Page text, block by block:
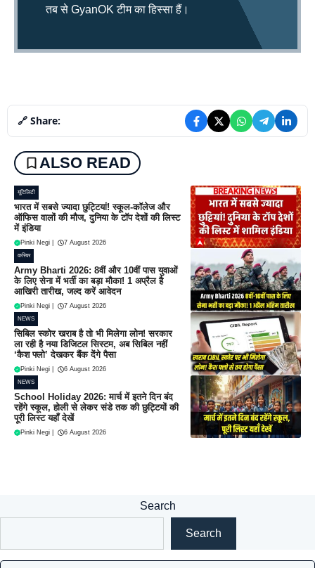
तब से GyanOK टीम का हिस्सा हैं।
🔗 Share:
ALSO READ
यूटिलिटी
भारत में सबसे ज्यादा छुट्टियां! स्कूल-कॉलेज और
ऑफिस वालों की मौज, दुनिया के टॉप देशों की लिस्ट
में इंडिया
Pinki Negi 7 August 2026
करियर
Army Bharti 2026: 8वीं और 10वीं पास युवाओं
के लिए सेना में भर्ती का बड़ा मौका! 1 अप्रैल है
आखिरी तारीख, जल्द करें आवेदन
Pinki Negi 7 August 2026
NEWS
सिबिल स्कोर खराब है तो भी मिलेगा लोन! सरकार
ला रही है नया डिजिटल सिस्टम, अब सिबिल नहीं
‘कैश फ्लो’ देखकर बैंक देंगे पैसा
Pinki Negi 6 August 2026
NEWS
School Holiday 2026: मार्च में इतने दिन बंद
रहेंगे स्कूल, होली से लेकर संडे तक की छुट्टियों की
पूरी लिस्ट यहाँ देखें
Pinki Negi 6 August 2026
Search
Search